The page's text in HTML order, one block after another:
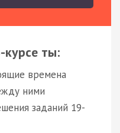
курсе ты:
времена
ними
заданий 19-